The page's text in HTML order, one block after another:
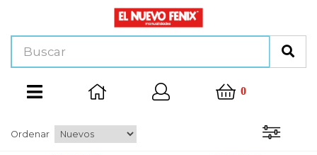
0
Ordenar